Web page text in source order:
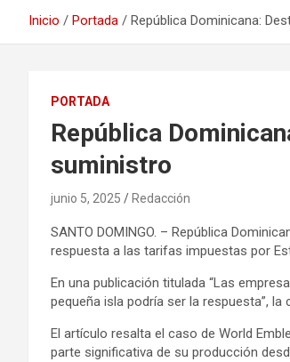
Inicio Portada República Dominicana:
PORTADA
República
suministro
junio 5, 2025 Redacción
SANTO DOMINGO. – República
respuesta a las tarifas impuestas por
En una publicación titulada “Las
pequeña isla podría ser la respuesta”,
El artículo resalta el caso de World
parte significativa de su producción